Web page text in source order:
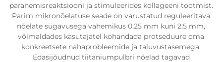
paranemisreaktsiooni ja stimuleerides kollageeni tootmist.
Parim mikronõelatuse seade on varustatud reguleeritava
nõelate sügavusega vahemikus 0,25 mm kuni 2,5 mm,
võimaldades kasutajatel kohandada protseduure oma
konkreetsete nahaprobleemide ja taluvustasemega.
Edasijõudnud tiitaniumpulbri nõelad tagavad